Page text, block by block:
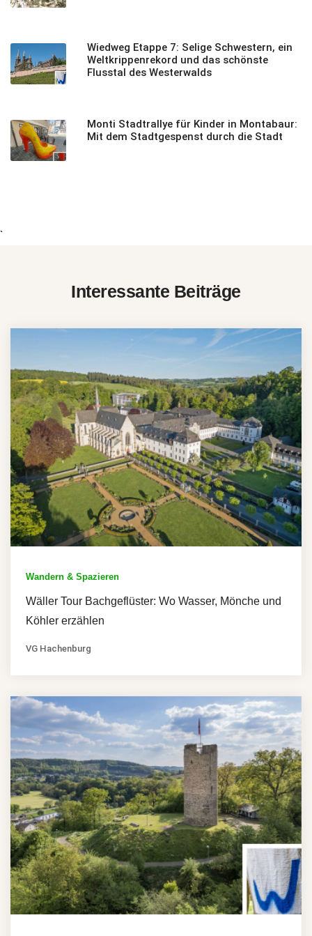
Wiedweg Etappe 7: Selige Schwestern, ein
Weltkrippenrekord und das schönste
Flusstal des Westerwalds
Monti Stadtrallye für Kinder in Montabaur:
Mit dem Stadtgespenst durch die Stadt
`
Interessante Beiträge
Wandern & Spazieren
Wäller Tour Bachgeflüster: Wo Wasser, Mönche und
Köhler erzählen
VG Hachenburg